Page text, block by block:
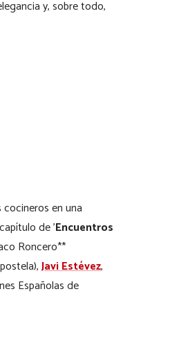
y, sobre todo,
en una
de ’Encuentros
Roncero**
Javi Estévez,
Españolas de